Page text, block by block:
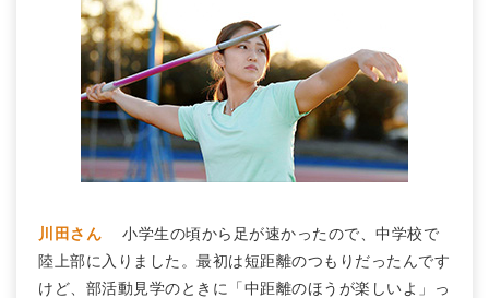
川田さん 小学生の頃から足が速かったので、中学校で
陸上部に入りました。最初は短距離のつもりだったんです
けど、部活動見学のときに「中距離のほうが楽しいよ」っ